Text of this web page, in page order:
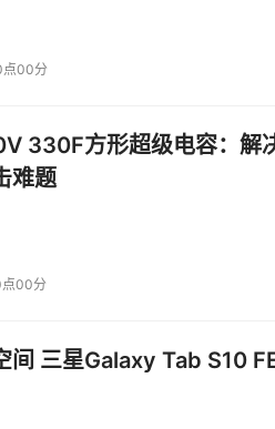
商这样的事情--这也可能是硬
但如果你像要看文件系统专门的
查看文件信息的方式也不同。
统中查看文件。为什么我们有
据呢？这的确很悲哀，我们必
型的数据库，我们还是得一次读
有人听说过2TB的文件系统，
00分
330F方形超级电容：
难题
00分
间 三星Galaxy Tab S10